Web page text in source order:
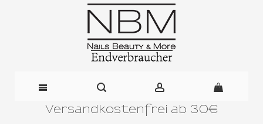
Versandkostenfrei ab 30€